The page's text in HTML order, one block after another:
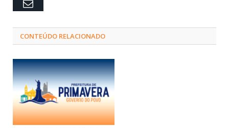
Email
CONTEÚDO RELACIONADO